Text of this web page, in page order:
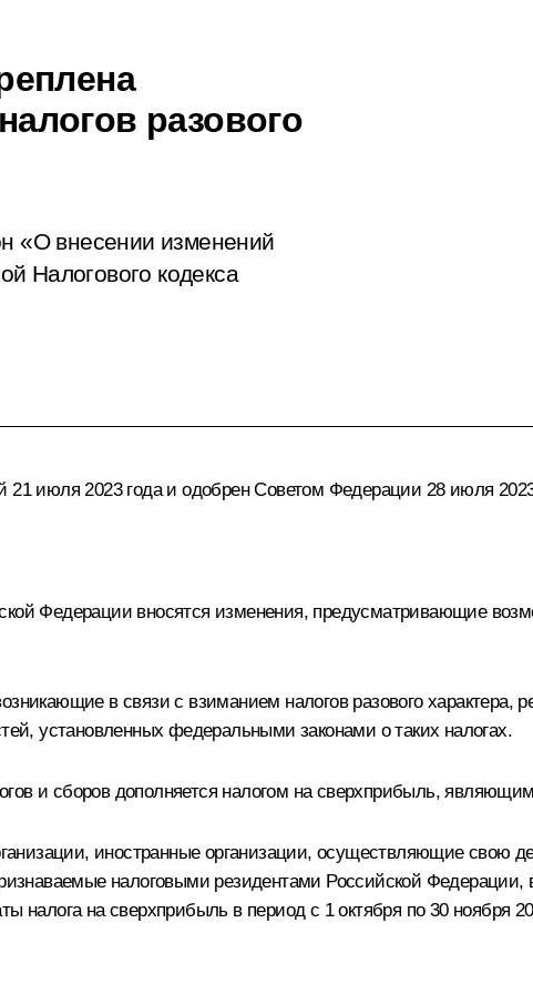
разового
«О внесении изменений
Налогового кодекса
21 июля 2023 года и одобрен Советом Федерации 28 июля
Федерации вносятся изменения, предусматривающие
в связи с взиманием налогов разового характера,
установленных федеральными законами о таких налогах.
и сборов дополняется налогом на сверхприбыль,
иностранные организации, осуществляющие свою
налоговыми резидентами Российской
налога на сверхприбыль в период с 1 октября по 30 ноября